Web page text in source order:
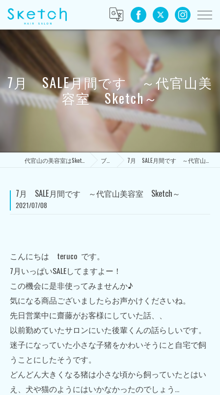
7月 SALE月間です ～代官山美
容室 Sketch～
ブログ 7月 SALE月間です ～代官山美容室 Sketch～
7月 SALE月間です ～代官山美容室 Sketch～
2021/07/08
こんにちは teruco です。
7月いっぱいSALEしてますよー！
この機会に是非使ってみませんか♪
気になる商品ございましたらお声かけくださいね。
先日営業中に齋藤がお客様にしていた話、、
以前勤めていたサロンにいた後輩くんの話らしいです。
迷子になっていた小さな子猪をかわいそうにと自宅で飼
うことにしたそうです。
どんどん大きくなる猪は小さな頃から飼っていたとはい
え、犬や猫のようにはいかなかったのでしょう…